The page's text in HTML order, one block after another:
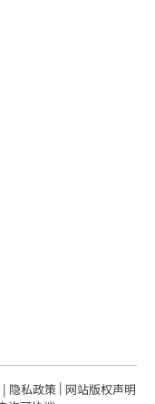
| 隐私政策| 网站版权声明